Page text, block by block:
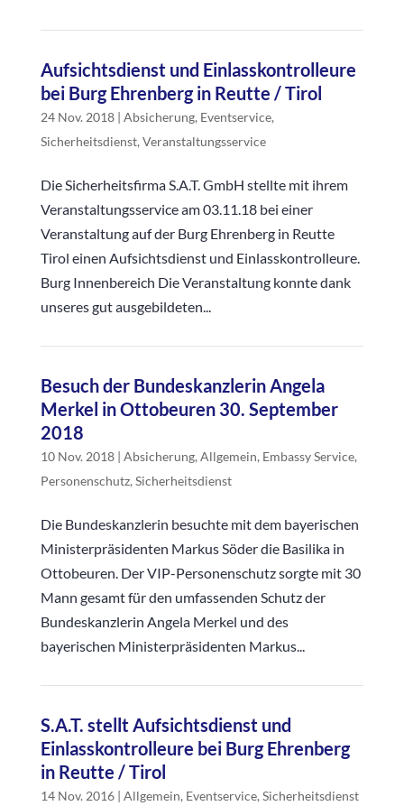
Aufsichtsdienst und Einlasskontrolleure
bei Burg Ehrenberg in Reutte / Tirol
24 Nov. 2018| Absicherung, Eventservice,
Sicherheitsdienst, Veranstaltungsservice
Die Sicherheitsfirma S.A.T. GmbH stellte mit ihrem
Veranstaltungsservice am 03.11.18 bei einer
Veranstaltung auf der Burg Ehrenberg in Reutte
Tirol einen Aufsichtsdienst und Einlasskontrolleure.
Burg Innenbereich Die Veranstaltung konnte dank
unseres gut ausgebildeten...
Besuch der Bundeskanzlerin Angela
Merkel in Ottobeuren 30. September
2018
10 Nov. 2018| Absicherung, Allgemein, Embassy Service,
Personenschutz, Sicherheitsdienst
Die Bundeskanzlerin besuchte mit dem bayerischen
Ministerpräsidenten Markus Söder die Basilika in
Ottobeuren. Der VIP-Personenschutz sorgte mit 30
Mann gesamt für den umfassenden Schutz der
Bundeskanzlerin Angela Merkel und des
bayerischen Ministerpräsidenten Markus...
S.A.T. stellt Aufsichtsdienst und
Einlasskontrolleure bei Burg Ehrenberg
in Reutte / Tirol
14 Nov. 2016| Allgemein, Eventservice, Sicherheitsdienst